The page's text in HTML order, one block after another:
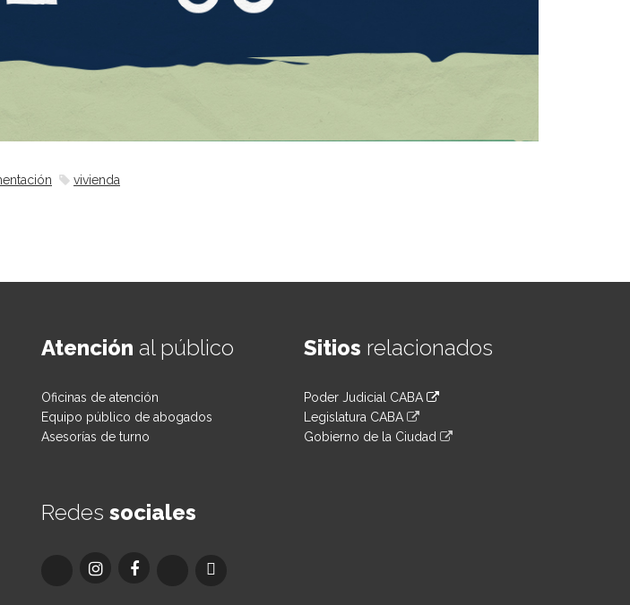
vivienda
Atención al público
Oficinas de atención
Equipo público de abogados
Asesorías de turno
Redes sociales
Sitios relacionados
Poder Judicial CABA
Legislatura CABA
Gobierno de la Ciudad